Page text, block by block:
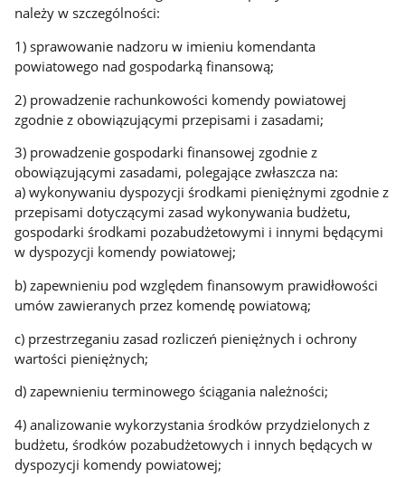
należy w szczególności:
1) sprawowanie nadzoru w imieniu komendanta
powiatowego nad gospodarką finansową;
2) prowadzenie rachunkowości komendy powiatowej
zgodnie z obowiązującymi przepisami i zasadami;
3) prowadzenie gospodarki finansowej zgodnie z
obowiązującymi zasadami, polegające zwłaszcza na:
a) wykonywaniu dyspozycji środkami pieniężnymi zgodnie z
przepisami dotyczącymi zasad wykonywania budżetu,
gospodarki środkami pozabudżetowymi i innymi będącymi
w dyspozycji komendy powiatowej;
b) zapewnieniu pod względem finansowym prawidłowości
umów zawieranych przez komendę powiatową;
c) przestrzeganiu zasad rozliczeń pieniężnych i ochrony
wartości pieniężnych;
d) zapewnieniu terminowego ściągania należności;
4) analizowanie wykorzystania środków przydzielonych z
budżetu, środków pozabudżetowych i innych będących w
dyspozycji komendy powiatowej;